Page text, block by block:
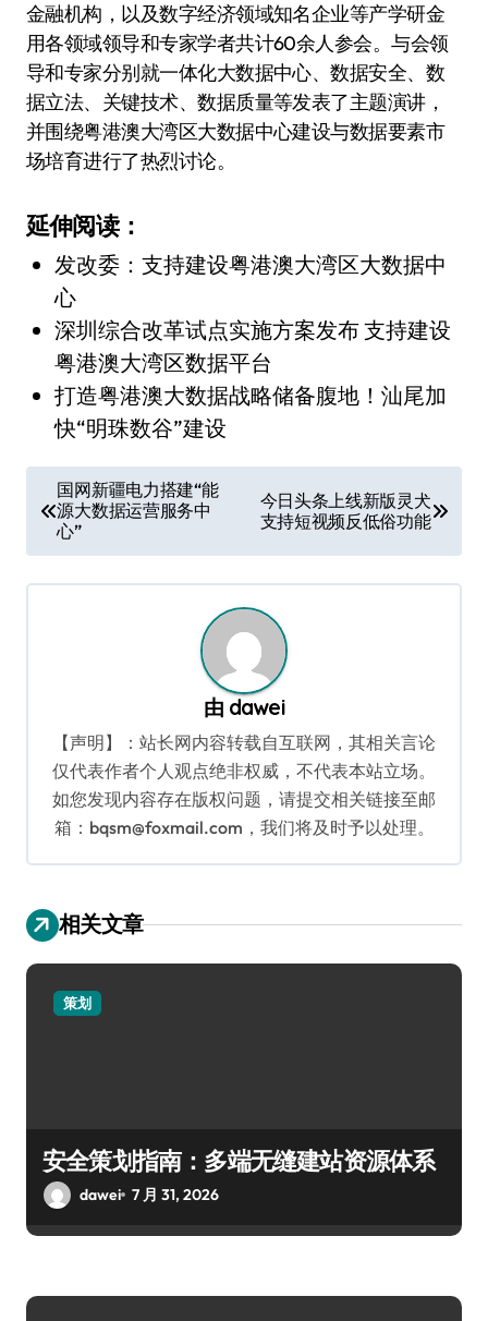
金融机构，以及数字经济领域知名企业等产学研金
用各领域领导和专家学者共计60余人参会。与会领
导和专家分别就一体化大数据中心、数据安全、数
据立法、关键技术、数据质量等发表了主题演讲，
并围绕粤港澳大湾区大数据中心建设与数据要素市
场培育进行了热烈讨论。
延伸阅读：
发改委：支持建设粤港澳大湾区大数据中
心
深圳综合改革试点实施方案发布 支持建设
粤港澳大湾区数据平台
打造粤港澳大数据战略储备腹地！汕尾加
快“明珠数谷”建设
章
导
航
国网新疆电力搭建“能
源大数据运营服务中
心”
今日头条上线新版灵犬
支持短视频反低俗功能
由 dawei
【声明】：站长网内容转载自互联网，其相关言论
仅代表作者个人观点绝非权威，不代表本站立场。
如您发现内容存在版权问题，请提交相关链接至邮
箱：bqsm@foxmail.com，我们将及时予以处理。
相关文章
策划
安全策划指南：多端无缝建站资源体系
dawei 7 月 31, 2026